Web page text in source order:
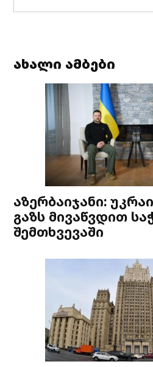
ახალი ამბები
აზერბაიჯანი:
გაზს მივაწვდით
შემთხვევაში